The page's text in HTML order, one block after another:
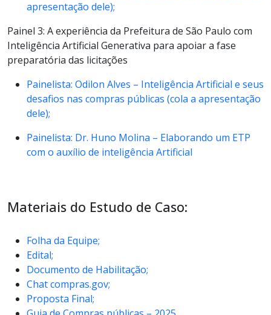
apresentação dele);
Painel 3: A experiência da Prefeitura de São Paulo com
Inteligência Artificial Generativa para apoiar a fase
preparatória das licitações
Painelista: Odilon Alves – Inteligência Artificial e seus
desafios nas compras públicas (cola a apresentação
dele);
Painelista: Dr. Huno Molina – Elaborando um ETP
com o auxílio de inteligência Artificial
Materiais do Estudo de Caso:
Folha da Equipe;
Edital;
Documento de Habilitação;
Chat compras.gov;
Proposta Final;